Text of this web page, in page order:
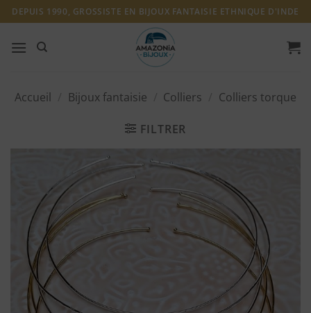
Passer
au
contenu
DEPUIS 1990, GROSSISTE EN BIJOUX FANTAISIE ETHNIQUE D'INDE
Accueil Bijoux fantaisie Colliers Colliers torque
FILTRER
d'envies